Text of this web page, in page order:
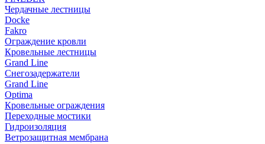
Чердачные лестницы
Docke
Fakro
Ограждение кровли
Кровельные лестницы
Grand Line
Снегозадержатели
Grand Line
Optima
Кровельные ограждения
Переходные мостики
Гидроизоляция
Ветрозащитная мембрана